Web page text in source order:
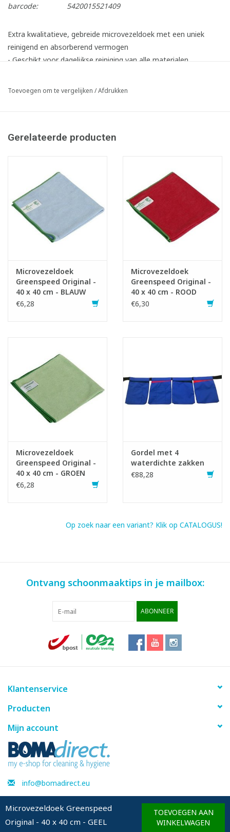
Microvezeldoek Greenspeed
Original - 40 x 40 cm - GEEL
TOEVOEGEN AAN
WINKELWAGEN
barcode:
5420015521409
Extra kwalitatieve, gebreide microvezeldoek met een uniek
reinigend en absorberend vermogen
- Geschikt voor dagelijkse reiniging van alle materialen
- Wasbaar op 90°C. Dankzij de dubbel afgezoomde
- Material Health Certificaat brons level uitgereikt door het
- Microvezeldoek licht vochtig maken.
- 3x vouwen zodat 16 vlakken ontstaan. Elk vlak kan dan
gebruikt worden. Zo
bespaar je tijd en moet je doek minder uitgespoeld worden.
- Eventueel product aanbrengen (enkel bij aangedroogde
Toevoegen om te vergelijken /Afdrukken
Gerelateerde producten
Microvezeldoek
Greenspeed Original -
40 x 40 cm - BLAUW
€6,28
Microvezeldoek
Greenspeed Original -
40 x 40 cm - ROOD
€6,30
Microvezeldoek
Greenspeed Original -
40 x 40 cm - GROEN
€6,28
Gordel met 4
waterdichte zakken
€88,28
Op zoek naar een variant? Klik op CATALOGUS!
Ontvang schoonmaaktips in je mailbox:
ABONNEER
Klantenservice
Producten
Mijn account
info@bomadirect.eu
© Copyright 2026 BOMAdirect - Powered by Lightspeed